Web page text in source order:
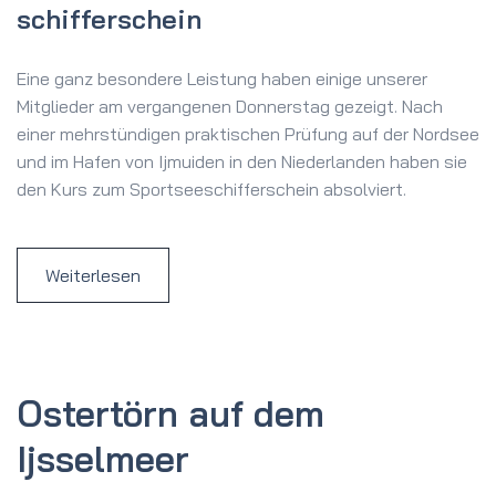
schifferschein
Eine ganz besondere Leistung haben einige unserer
Mitglieder am vergangenen Donnerstag gezeigt. Nach
einer mehrstündigen praktischen Prüfung auf der Nordsee
und im Hafen von Ijmuiden in den Niederlanden haben sie
den Kurs zum Sportseeschifferschein absolviert.
Weiterlesen
Ostertörn auf dem
Ijsselmeer